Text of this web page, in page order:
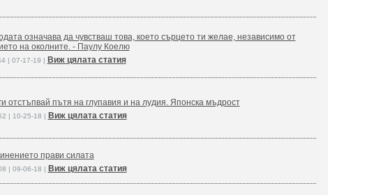
означава да чувстваш това, което сърцето ти желае, независимо от
на околните. - Паулу Коелю
| 07-17-19 | Виж цялата статия
отстъпвай пътя на глупавия и на лудия. Японска мъдрост
| 10-25-18 | Виж цялата статия
прави силата
| 09-06-18 | Виж цялата статия